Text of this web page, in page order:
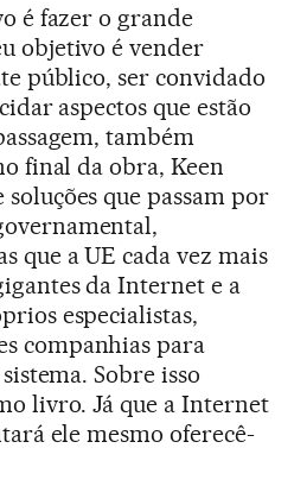
é fazer o grande
objetivo é vender
público, ser convidado
aspectos que estão
também
final da obra, Keen
que passam por
que a UE cada vez mais
da Internet e a
especialistas,
companhias para
Sobre isso
livro. Já que a Internet
ele mesmo oferecê-